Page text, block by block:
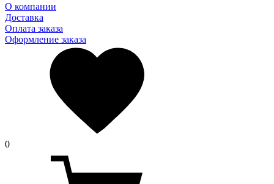
О компании
Доставка
Оплата заказа
Оформление заказа
0